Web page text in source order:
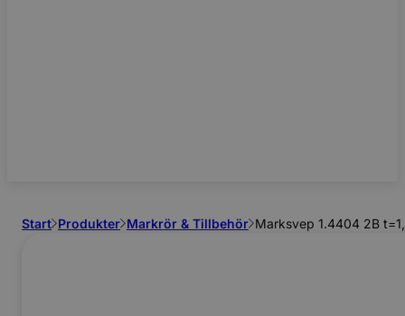
Start Produkter Markrör & Tillbehör Marksvep 1.4404 2B